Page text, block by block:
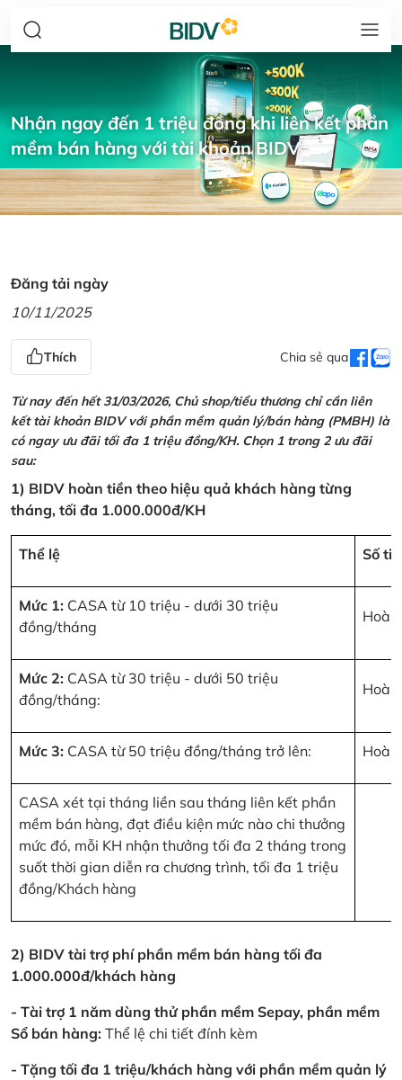
Nhận ngay đến 1 triệu đồng khi liên kết phần
mềm bán hàng với tài khoản BIDV
Đăng tải ngày
10/11/2025
Thích Chia sẻ qua
Từ nay đến hết 31/03/2026, Chủ shop/tiểu thương chỉ cần liên
kết tài khoản BIDV với phần mềm quản lý/bán hàng (PMBH) là
có ngay ưu đãi tối đa 1 triệu đồng/KH. Chọn 1 trong 2 ưu đãi
sau:
1) BIDV hoàn tiền theo hiệu quả khách hàng từng
tháng, tối đa 1.000.000đ/KH
Thể lệ Số
Mức 1: CASA từ 10 triệu - dưới 30 triệu
đồng/tháng
Mức 2: CASA từ 30 triệu - dưới 50 triệu
đồng/tháng:
Mức 3: CASA từ 50 triệu đồng/tháng trở lên:
CASA xét tại tháng liền sau tháng liên kết phần
mềm bán hàng, đạt điều kiện mức nào chi thưởng
mức đó, mỗi KH nhận thưởng tối đa 2 tháng trong
suốt thời gian diễn ra chương trình, tối đa 1 triệu
đồng/Khách hàng
2) BIDV tài trợ phí phần mềm bán hàng tối đa
1.000.000đ/khách hàng
- Tài trợ 1 năm dùng thử phần mềm Sepay, phần mềm
Sổ bán hàng: Thể lệ chi tiết đính kèm
- Tặng tối đa 1 triệu/khách hàng với phần mềm quản lý